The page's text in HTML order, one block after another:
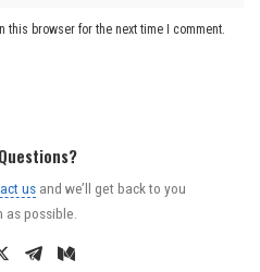
this browser for the next time I comment.
us and we’ll get back to you
as possible.